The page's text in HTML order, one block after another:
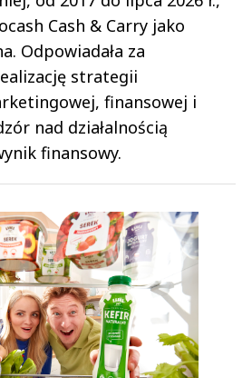
Cash & Carry jako
Odpowiadała za
strategii
finansowej i
nad działalnością
finansowy.